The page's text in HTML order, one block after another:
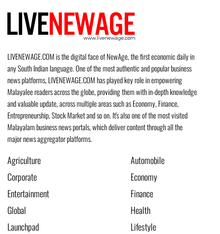
LIVENEWAGE.COM is the digital face of NewAge, the first economic daily in
any South Indian language. One of the most authentic and popular business
news platforms, LIVENEWAGE.COM has played key role in empowering
Malayalee readers across the globe, providing them with in-depth knowledge
and valuable update, across multiple areas such as Economy, Finance,
Entrepreneurship, Stock Market and so on. It's also one of the most visited
Malayalam business news portals, which deliver content through all the
major news aggregator platforms.
Agriculture
Automobile
Corporate
Economy
Entertainment
Finance
Global
Health
Launchpad
Lifestyle